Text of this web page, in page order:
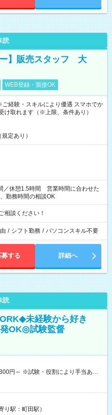
読
】販売スタッフ 大
WEB登録・面接OK
経験・スキルにより優遇 スマホでか
け取れます（※上限、条件あり）
定あり）
勤務時間の相談OK
相談ください！
/ シフト勤務 / パソコンスキル不要
募する 詳細へ
読
未経験から好き
OK◎試験監督
【即給（前払い）オプションあ
務から1週間ほどで給与の一部を受け
～17:30（休憩1時間） 時給1,300円
通費 ※当日の役割により時給＋100
り駅：町田駅）